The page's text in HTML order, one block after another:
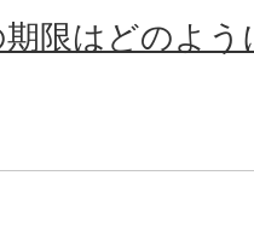
期限はどのよ